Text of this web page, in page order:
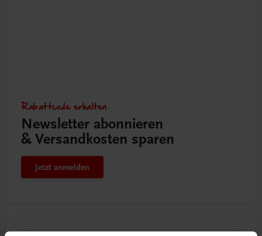
Rabattcode erhalten
Newsletter abonnieren
& Versandkosten sparen
Jetzt anmelden